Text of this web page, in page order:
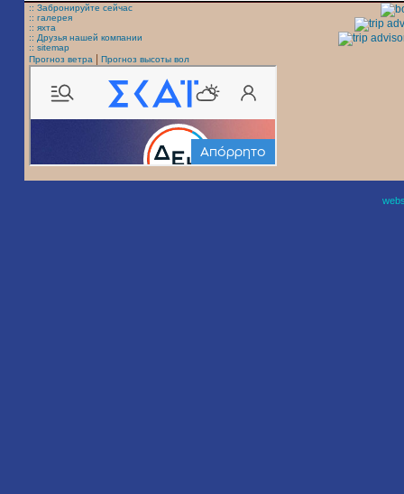
:: Забронируйте сейчас
:: галерея
:: яхта
:: Друзья нашей компании
:: sitemap
Прогноз ветра |Прогноз высоты вол